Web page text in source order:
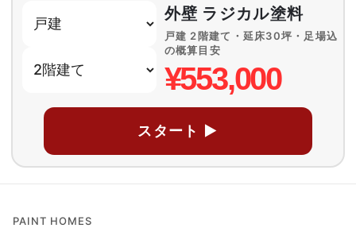
外壁 ラジカル塗料
戸建 2階建て・延床30坪・足場込
の概算目安
¥553,000
スタート ▶
PAINT HOMES